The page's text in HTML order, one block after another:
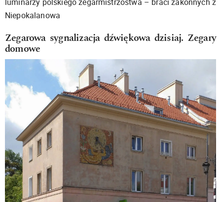
Niepokalanowa
Zegarowa sygnalizacja dźwiękowa dzisiaj. Zegary
domowe